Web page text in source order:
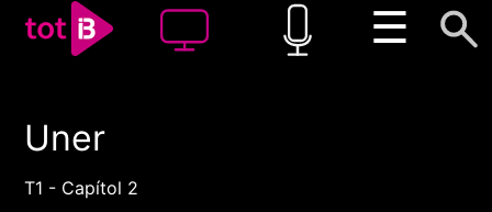
☰
00:00
Uner
T1 - Capítol 2